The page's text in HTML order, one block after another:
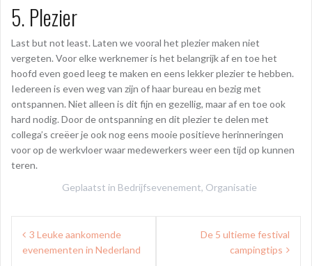
5. Plezier
Last but not least. Laten we vooral het plezier maken niet
vergeten. Voor elke werknemer is het belangrijk af en toe het
hoofd even goed leeg te maken en eens lekker plezier te hebben.
Iedereen is even weg van zijn of haar bureau en bezig met
ontspannen. Niet alleen is dit fijn en gezellig, maar af en toe ook
hard nodig. Door de ontspanning en dit plezier te delen met
collega’s creëer je ook nog eens mooie positieve herinneringen
voor op de werkvloer waar medewerkers weer een tijd op kunnen
teren.
Geplaatst in Bedrijfsevenement, Organisatie
Bericht
navigatie
3 Leuke aankomende
evenementen in Nederland
De 5 ultieme festival
campingtips